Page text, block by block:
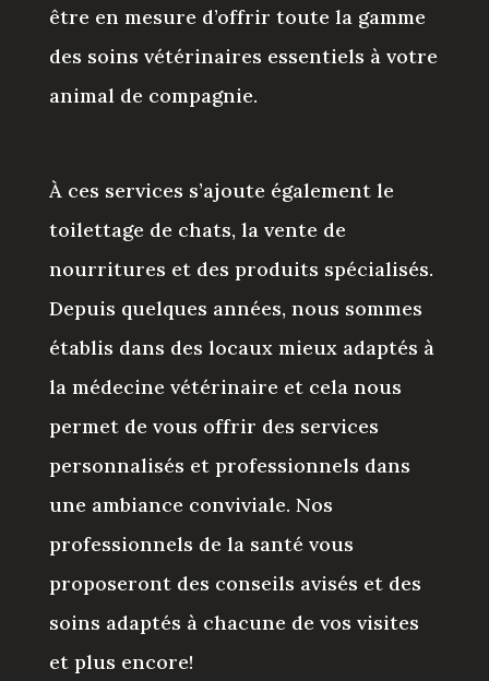
être en mesure d’offrir toute la gamme
des soins vétérinaires essentiels à votre
animal de compagnie.
À ces services s’ajoute également le
toilettage de chats, la vente de
nourritures et des produits spécialisés.
Depuis quelques années, nous sommes
établis dans des locaux mieux adaptés à
la médecine vétérinaire et cela nous
permet de vous offrir des services
personnalisés et professionnels dans
une ambiance conviviale. Nos
professionnels de la santé vous
proposeront des conseils avisés et des
soins adaptés à chacune de vos visites
et plus encore!